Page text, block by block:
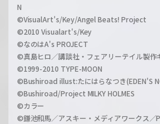
N
©VisualArt's/Key/Angel Beats! Project
©2010 Visualart's/Key
©なのはA's PROJECT
©真島ヒロ／講談社・フェアリーテイル製作
©1999-2010 TYPE-MOON
©Bushiroad illust:たにはらなつき(EDEN'S
©Bushiroad/Project MILKY HOLMES
©カラー
©鎌池和馬／アスキー・メディアワークス／